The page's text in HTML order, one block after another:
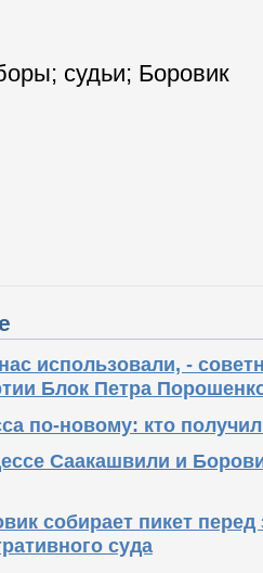
; судьи; Боровик
использовали, -
Блок Петра
по-новому: кто
Саакашвили и
собирает пикет
суда